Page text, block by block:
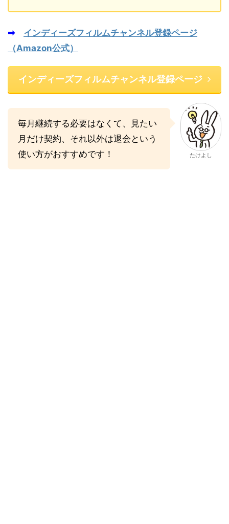
➡
インディーズフィルムチャンネル登録ページ
（Amazon公式）
インディーズフィルムチャンネル登録ページ
毎月継続する必要はなくて、見たい
月だけ契約、それ以外は退会という
使い方がおすすめです！
たけよし